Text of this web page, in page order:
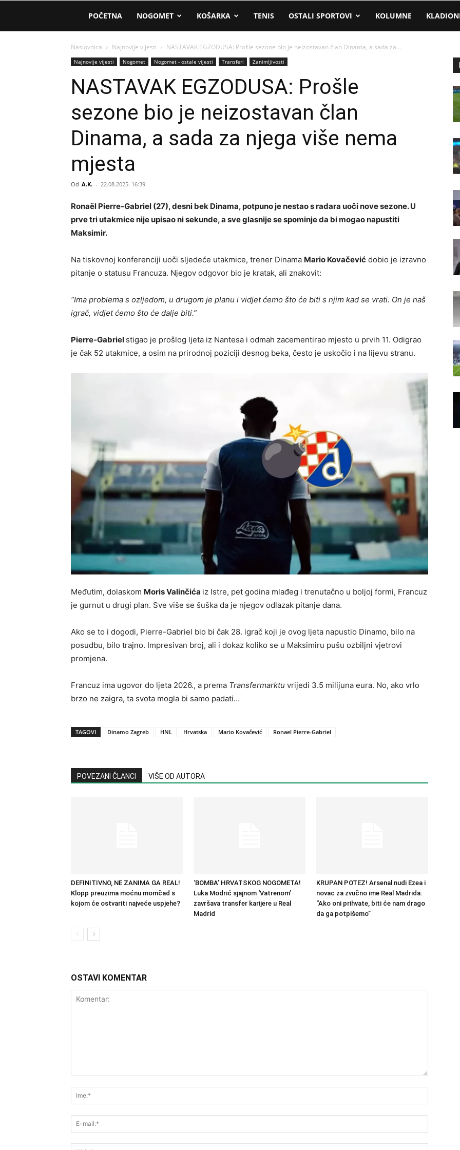
AM
Sport
POČETNA NOGOMET KOŠARKA TENIS OSTALI SPORTOVI KOLUMNE
Naslovnica Najnovije vijesti NASTAVAK EGZODUSA: Prošle sezone bio je neizostavan član Dinama, a sada za...
Najnovije vijesti Nogomet Nogomet - ostale vijesti Transferi Zanimljivosti
NASTAVAK EGZODUSA: Prošle
sezone bio je neizostavan član
Dinama, a sada za njega više nema
mjesta
Od A.K. - 22.08.2025. 16:39
Ronaël Pierre-Gabriel (27), desni bek Dinama, potpuno je nestao s radara uoči nove sezone. U
prve tri utakmice nije upisao ni sekunde, a sve glasnije se spominje da bi mogao napustiti
Maksimir.
Na tiskovnoj konferenciji uoči sljedeće utakmice, trener Dinama Mario Kovačević dobio je izravno
pitanje o statusu Francuza. Njegov odgovor bio je kratak, ali znakovit:
“Ima problema s ozljedom, u drugom je planu i vidjet ćemo što će biti s njim kad se vrati. On je naš
igrač, vidjet ćemo što će dalje biti.”
Pierre-Gabriel stigao je prošlog ljeta iz Nantesa i odmah zacementirao mjesto u prvih 11. Odigrao
je čak 52 utakmice, a osim na prirodnoj poziciji desnog beka, često je uskočio i na lijevu stranu.
Međutim, dolaskom Moris Valinčića iz Istre, pet godina mlađeg i trenutačno u boljoj formi, Francuz
je gurnut u drugi plan. Sve više se šuška da je njegov odlazak pitanje dana.
Ako se to i dogodi, Pierre-Gabriel bio bi čak 28. igrač koji je ovog ljeta napustio Dinamo, bilo na
posudbu, bilo trajno. Impresivan broj, ali i dokaz koliko se u Maksimiru pušu ozbiljni vjetrovi
promjena.
Francuz ima ugovor do ljeta 2026., a prema Transfermarktu vrijedi 3.5 milijuna eura. No, ako vrlo
brzo ne zaigra, ta svota mogla bi samo padati…
TAGOVI Dinamo Zagreb HNL Hrvatska Mario Kovačević Ronael Pierre-Gabriel
POVEZANI ČLANCI VIŠE OD AUTORA
DEFINITIVNO, NE ZANIMA GA REAL!
Klopp preuzima moćnu momčad s
kojom će ostvariti najveće uspjehe?
‘BOMBA’ HRVATSKOG NOGOMETA!
Luka Modrić sjajnom ‘Vatrenom’
završava transfer karijere u Real
Madrid
KRUPAN POTEZ! Arsenal nudi Ezea i
novac za zvučno ime Real Madrida:
“Ako oni prihvate, biti će nam drago
da ga potpišemo”
OSTAVI KOMENTAR